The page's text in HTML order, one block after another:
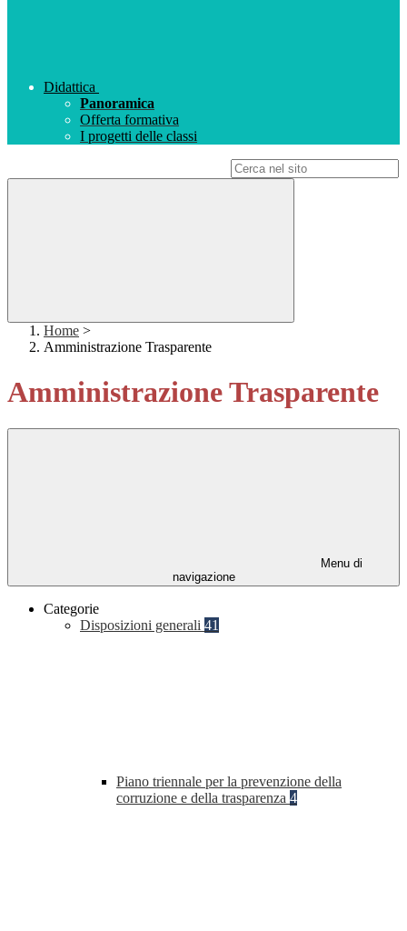
Didattica
Panoramica
Offerta formativa
I progetti delle classi
Home >
Amministrazione Trasparente
Amministrazione Trasparente
Menu di
navigazione
Categorie
Disposizioni generali 41
Piano triennale per la prevenzione della
corruzione e della trasparenza 4